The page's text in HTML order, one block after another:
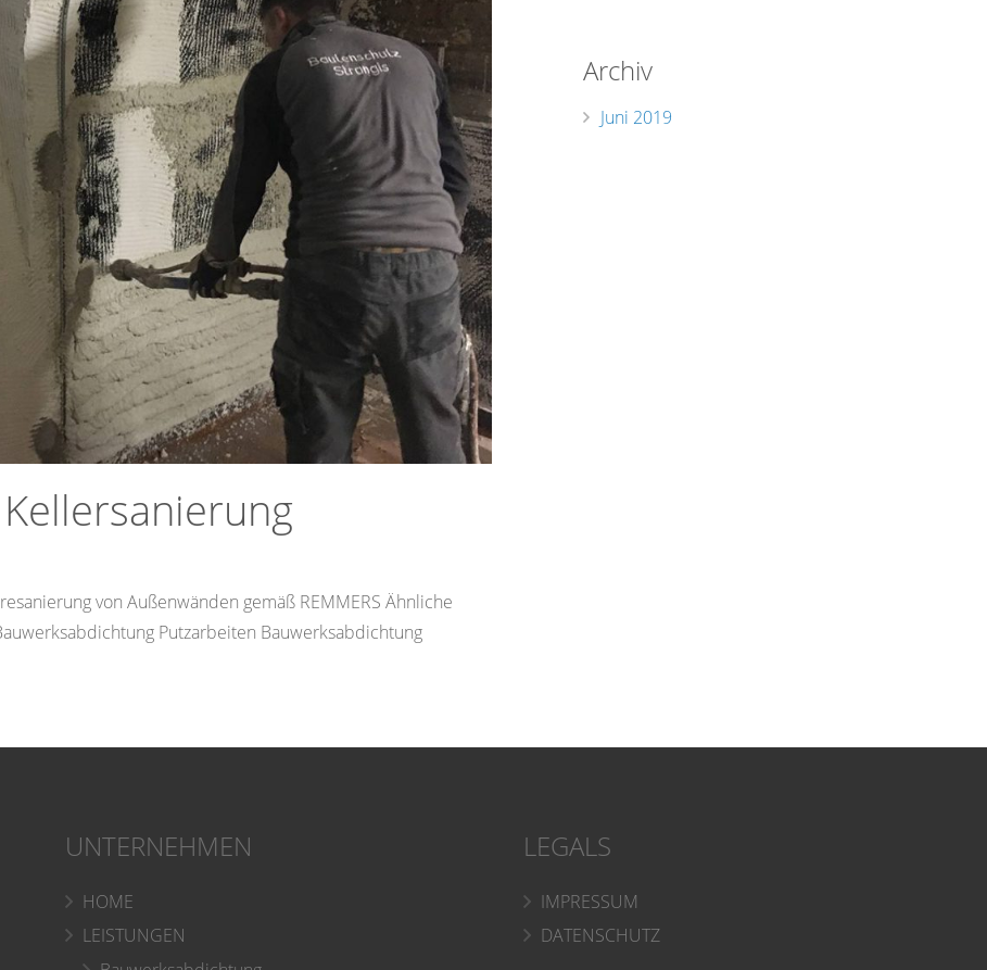
von Außenwänden gemäß REMMERS Ähnliche
Putzarbeiten Bauwerksabdichtung
Archiv
Juni 2019
UNTERNEHMEN
HOME
LEISTUNGEN
LEGALS
IMPRESSUM
DATENSCHUTZ